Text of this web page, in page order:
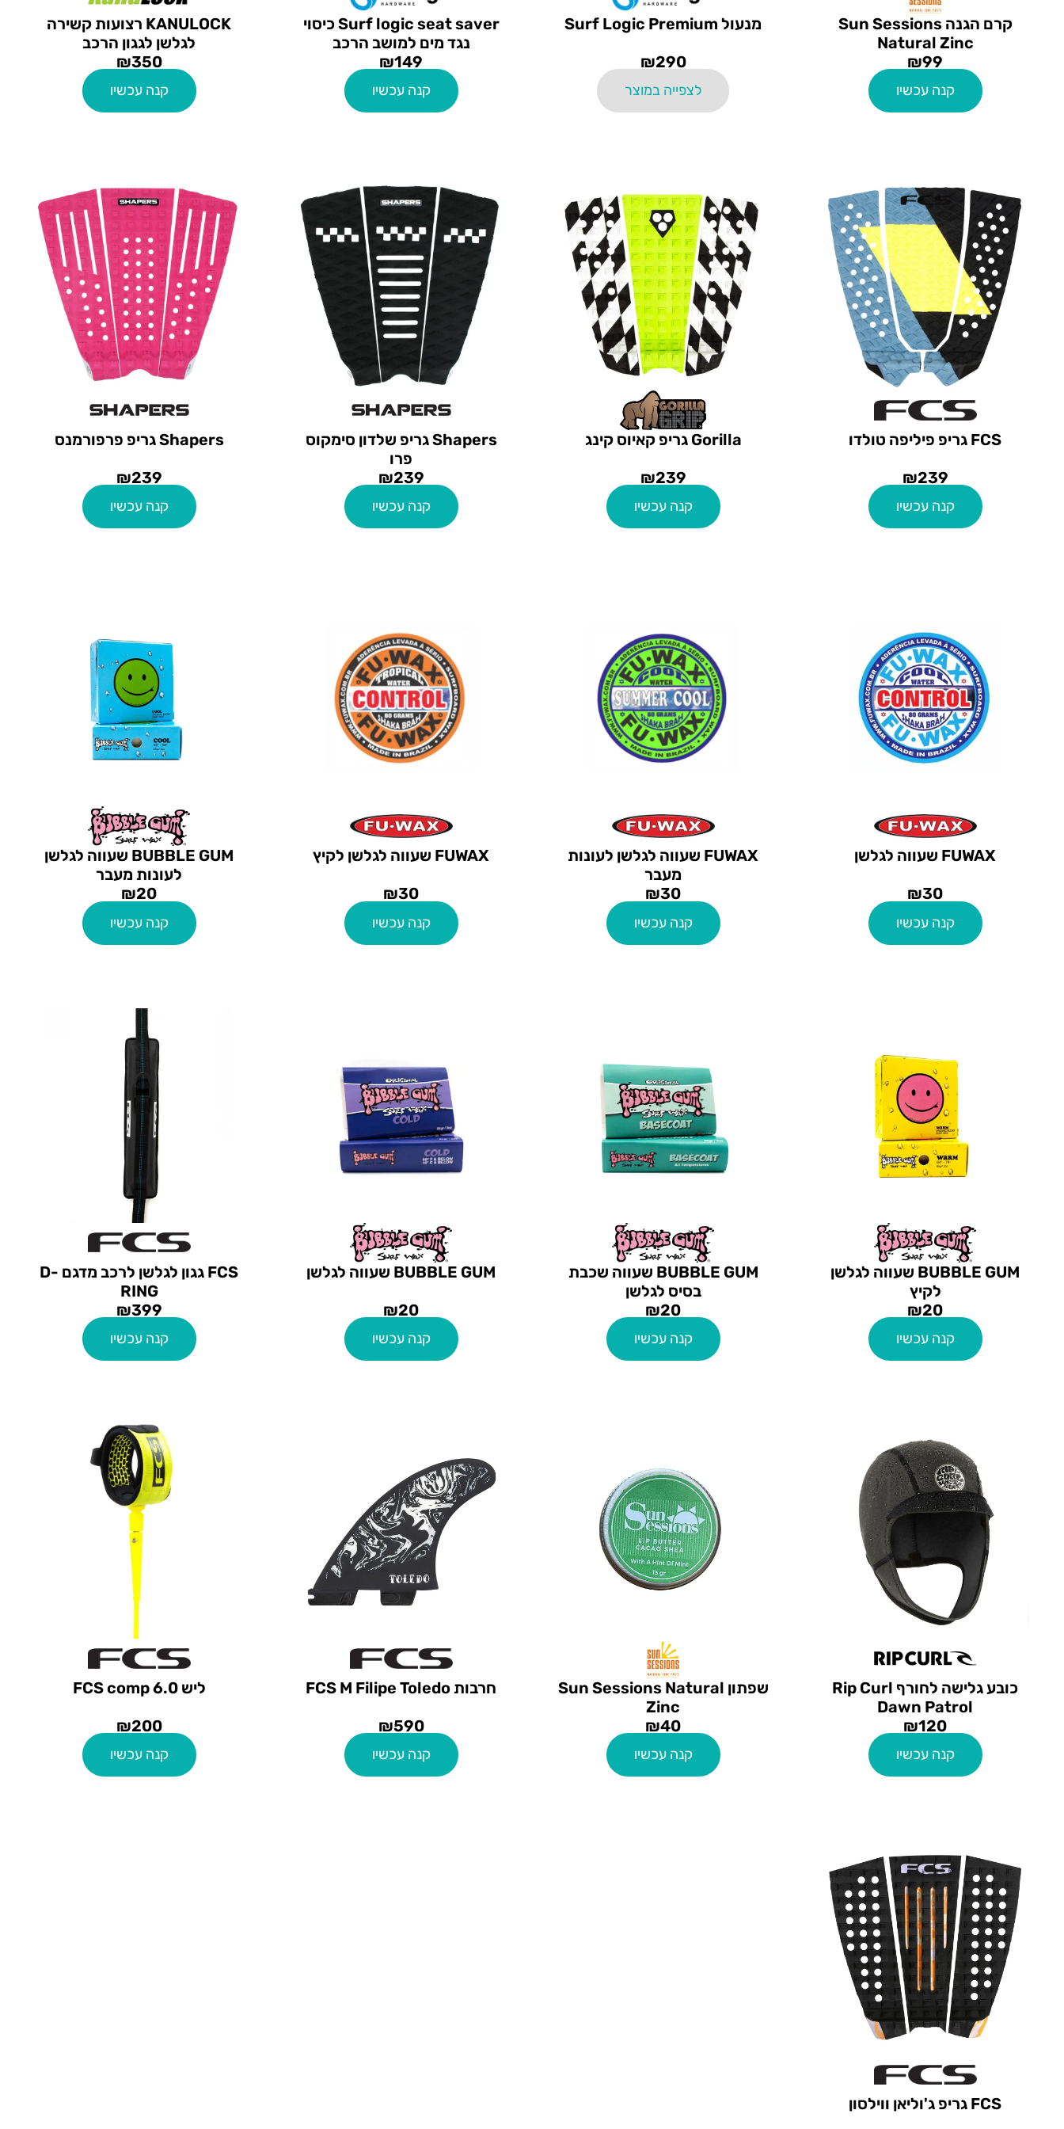
קרם הגנה Sun Sessions
Natural Zinc
₪99
קנה עכשיו
מנעול Surf Logic Premium
₪290
לצפייה במוצר
Surf logic seat saver כיסוי
נגד מים למושב הרכב
₪149
קנה עכשיו
KANULOCK רצועות קשירה
לגלשן לגגון הרכב
₪350
קנה עכשיו
FCS גריפ פיליפה טולדו
₪239
קנה עכשיו
Gorilla גריפ קאיוס קינג
₪239
קנה עכשיו
Shapers גריפ שלדון סימקוס
פרו
₪239
קנה עכשיו
Shapers גריפ פרפורמנס
₪239
קנה עכשיו
FUWAX שעווה לגלשן
₪30
קנה עכשיו
FUWAX שעווה לגלשן לעונות
מעבר
₪30
קנה עכשיו
FUWAX שעווה לגלשן לקיץ
₪30
קנה עכשיו
BUBBLE GUM שעווה לגלשן
לעונות מעבר
₪20
קנה עכשיו
BUBBLE GUM שעווה לגלשן
לקיץ
₪20
קנה עכשיו
BUBBLE GUM שעווה שכבת
בסיס לגלשן
₪20
קנה עכשיו
BUBBLE GUM שעווה לגלשן
₪20
קנה עכשיו
FCS גגון לגלשן לרכב מדגם D-
RING
₪399
קנה עכשיו
כובע גלישה לחורף Rip Curl
Dawn Patrol
₪120
קנה עכשיו
שפתון Sun Sessions Natural
Zinc
₪40
קנה עכשיו
חרבות FCS M Filipe Toledo
₪590
קנה עכשיו
ליש FCS comp 6.0
₪200
קנה עכשיו
FCS גריפ ג'וליאן ווילסון